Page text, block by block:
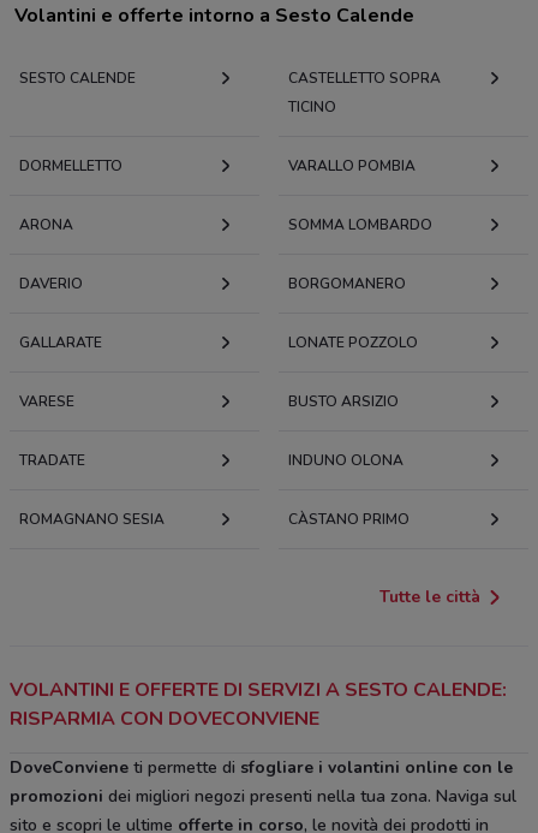
Volantini e offerte intorno a Sesto Calende
SESTO CALENDE
CASTELLETTO SOPRA
TICINO
DORMELLETTO VARALLO POMBIA
ARONA SOMMA LOMBARDO
DAVERIO BORGOMANERO
GALLARATE LONATE POZZOLO
VARESE BUSTO ARSIZIO
TRADATE INDUNO OLONA
ROMAGNANO SESIA CÀSTANO PRIMO
Tutte le città
VOLANTINI E OFFERTE DI SERVIZI A SESTO CALENDE:
RISPARMIA CON DOVECONVIENE
DoveConviene ti permette di sfogliare i volantini online con le
promozioni dei migliori negozi presenti nella tua zona. Naviga sul
sito e scopri le ultime offerte in corso, le novità dei prodotti in